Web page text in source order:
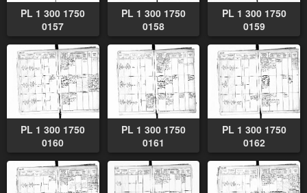
PL 1 300 1750
0157
PL 1 300 1750
0158
PL 1 300 1750
0159
PL 1 300 1750
0160
PL 1 300 1750
0161
PL 1 300 1750
0162